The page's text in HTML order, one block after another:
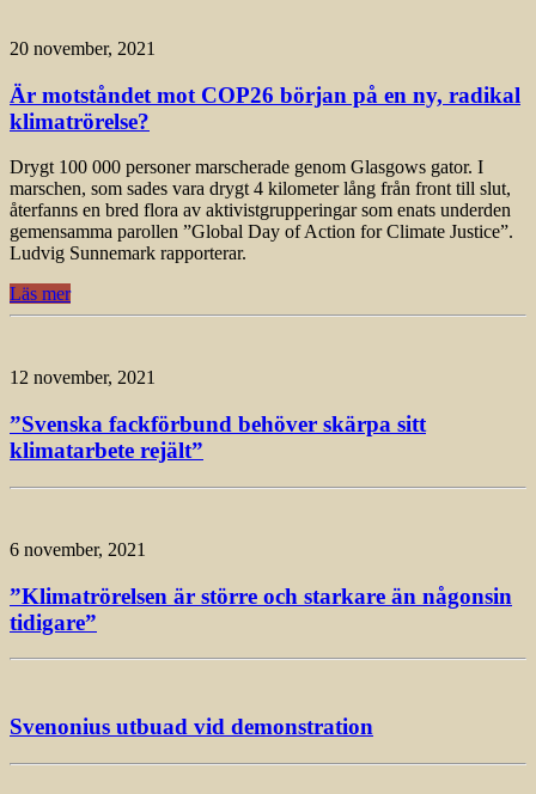
20 november, 2021
Är motståndet mot COP26 början på en ny, radikal
klimatrörelse?
Drygt 100 000 personer marscherade genom Glasgows gator. I
marschen, som sades vara drygt 4 kilometer lång från front till slut,
återfanns en bred flora av aktivistgrupperingar som enats underden
gemensamma parollen ”Global Day of Action for Climate Justice”.
Ludvig Sunnemark rapporterar.
Läs mer
12 november, 2021
”Svenska fackförbund behöver skärpa sitt
klimatarbete rejält”
6 november, 2021
”Klimatrörelsen är större och starkare än någonsin
tidigare”
Svenonius utbuad vid demonstration